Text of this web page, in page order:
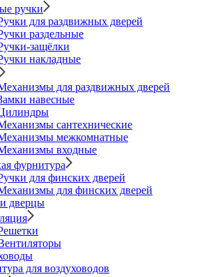
ручки
для раздвижных дверей
раздельные
защёлки
накладные
для раздвижных дверей
навесные
сантехнические
межкомнатные
входные
фурнитура
для финских дверей
для финских дверей
дверцы
для воздуховодов